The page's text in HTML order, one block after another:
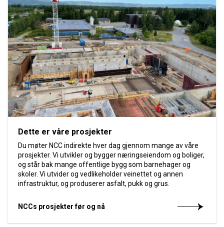
Dette er våre prosjekter
Du møter NCC indirekte hver dag gjennom mange av våre
prosjekter. Vi utvikler og bygger næringseiendom og boliger,
og står bak mange offentlige bygg som barnehager og
skoler. Vi utvider og vedlikeholder veinettet og annen
infrastruktur, og produserer asfalt, pukk og grus.
NCCs prosjekter før og nå